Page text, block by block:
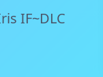
IF~DLC